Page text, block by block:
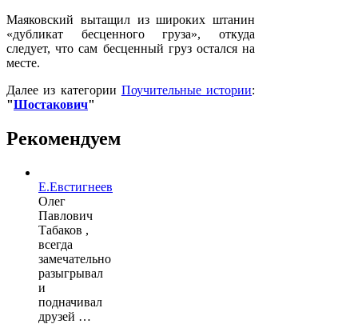
Маяковский вытащил из широких штанин
«дубликат бесценного груза», откуда
следует, что сам бесценный груз остался на
месте.
Далее из категории Поучительные истории:
"Шостакович"
Рекомендуем
Е.Евстигнеев
Олег
Павлович
Табаков ,
всегда
замечательно
разыгрывал
и
подначивал
друзей …